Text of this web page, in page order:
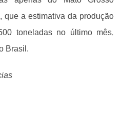
que a estimativa da produção
toneladas no último mês,
Brasil.